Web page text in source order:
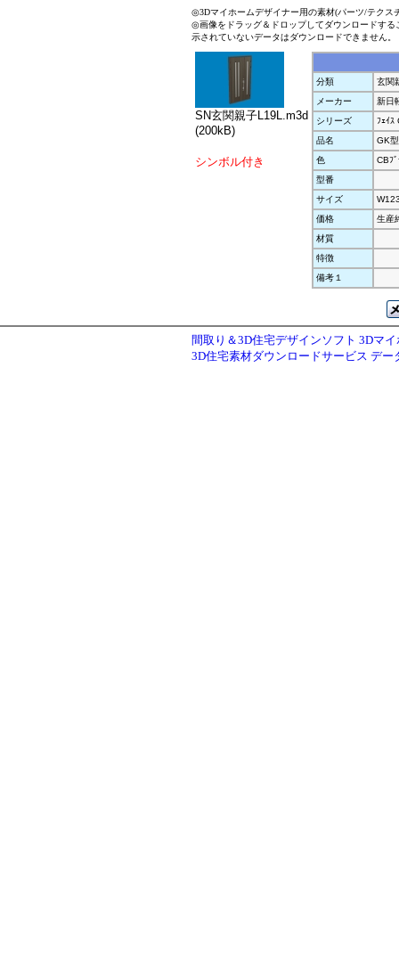
◎3Dマイホームデザイナー用の素材(パーツ/テクス
◎画像をドラッグ＆ドロップしてダウンロードす
示されていないデータはダウンロードできません。
SN玄関親子L19L.m3d
(200kB)
シンボル付き
分類
玄関
メーカー
新日
シリーズ
ﾌｪｲｽ
品名
GK
色
CBﾌﾞ
型番
サイズ
価格
生産
材質
特徴
備考１
間取り＆3D住宅デザインソフト 3Dマ
3D住宅素材ダウンロードサービス デー